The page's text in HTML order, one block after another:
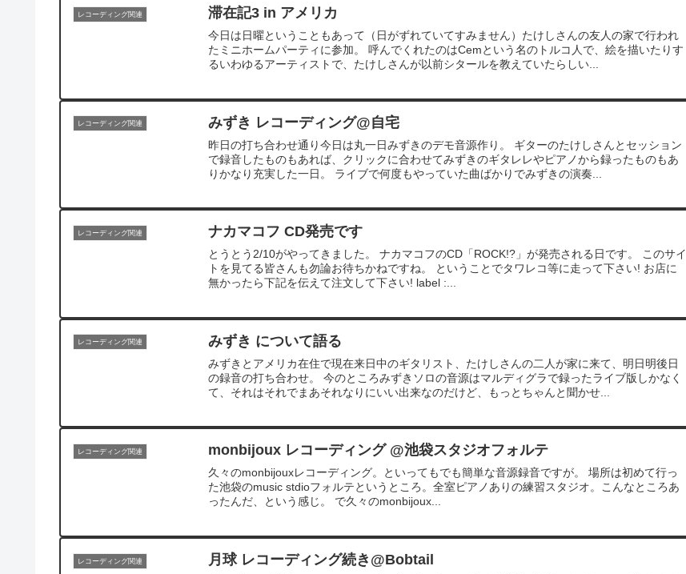
レコーディング関連 滞在記3 in アメリカ
今日は日曜ということもあって（日がずれていてすみません）たけしさんの友人の家で行われ
たミニホームパーティに参加。 呼んでくれたのはCemという名のトルコ人で、絵を描いたりす
るいわゆるアーティストで、たけしさんが以前シタールを教えていたらしい...
レコーディング関連 みずき レコーディング@自宅
昨日の打ち合わせ通り今日は丸一日みずきのデモ音源作り。 ギターのたけしさんとセッション
で録音したものもあれば、クリックに合わせてみずきのギタレレやピアノから録ったものもあ
りかなり充実した一日。 ライブで何度もやっていた曲ばかりでみずきの演奏...
レコーディング関連 ナカマコフ CD発売です
とうとう2/10がやってきました。 ナカマコフのCD「ROCK!?」が発売される日です。 このサイ
トを見てる皆さんも勿論お待ちかねですね。 ということでタワレコ等に走って下さい! お店に
無かったら下記を伝えて注文して下さい! label :...
レコーディング関連 みずき について語る
みずきとアメリカ在住で現在来日中のギタリスト、たけしさんの二人が家に来て、明日明後日
の録音の打ち合わせ。 今のところみずきソロの音源はマルディグラで録ったライブ版しかなく
て、それはそれでまあそれなりにいい出来なのだけど、もっとちゃんと聞かせ...
レコーディング関連 monbijoux レコーディング @池袋スタジオフォルテ
久々のmonbijouxレコーディング。といってもでも簡単な音源録音ですが。 場所は初めて行っ
た池袋のmusic stdioフォルテというところ。全室ピアノありの練習スタジオ。こんなところあ
ったんだ、という感じ。 で久々のmonbijoux...
レコーディング関連 月球 レコーディング続き@Bobtail